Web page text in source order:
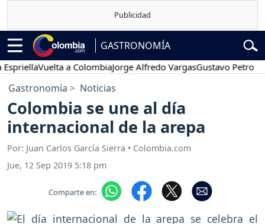
GASTRONOMÍA
Vuelta a ColombiaJorge Alfredo VargasGustavo Petro
Gastronomía Noticias
Colombia se une al día
internacional de la arepa
Por: Juan Carlos García Sierra • Colombia.com
Jue, 12 Sep 2019 5:18 pm
Comparte en: